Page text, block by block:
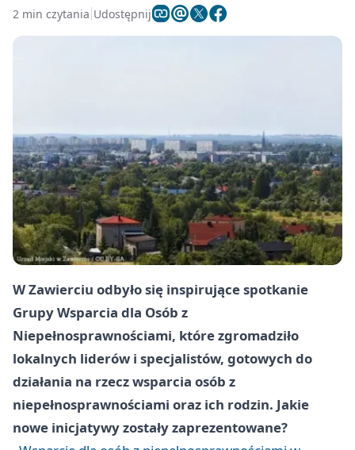
2 min czytania Udostępnij
W Zawierciu odbyło się inspirujące spotkanie
Grupy Wsparcia dla Osób z
Niepełnosprawnościami, które zgromadziło
lokalnych liderów i specjalistów, gotowych do
działania na rzecz wsparcia osób z
niepełnosprawnościami oraz ich rodzin. Jakie
nowe inicjatywy zostały zaprezentowane?